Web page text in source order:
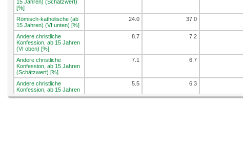
15 Jahren) (Schätzwert)
[%]
Römisch-katholische (ab
15 Jahren) (VI unten) [%]
24.0 37.0
Andere christliche
Konfession, ab 15 Jahren
(VI oben) [%]
8.7 7.2
Andere christliche
Konfession, ab 15 Jahren
(Schätzwert) [%]
7.1 6.7
Andere christliche
Konfession, ab 15 Jahren
(VI unten) [%]
5.5 6.3